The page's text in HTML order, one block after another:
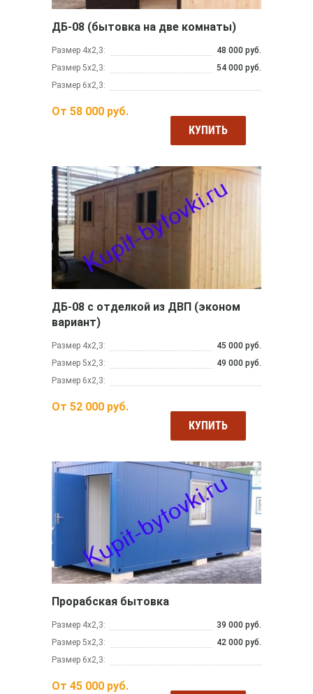
ДБ-08 (бытовка на две комнаты)
Размер 4х2,3:
48 000 руб.
Размер 5х2,3:
54 000 руб.
Размер 6х2,3:
От 58 000 руб.
КУПИТЬ
ДБ-08 с отделкой из ДВП (эконом
вариант)
Размер 4х2,3:
45 000 руб.
Размер 5х2,3:
49 000 руб.
Размер 6х2,3:
От 52 000 руб.
КУПИТЬ
Прорабская бытовка
Размер 4х2,3:
39 000 руб.
Размер 5х2,3:
42 000 руб.
Размер 6х2,3:
От 45 000 руб.